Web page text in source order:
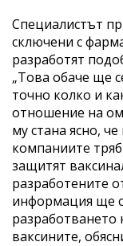
Специалистът
сключени с
разработят
„Това обаче ще
точно колко и
отношение на
му стана ясно,
компаниите
защитят
разработените
информация ще
ваксините,